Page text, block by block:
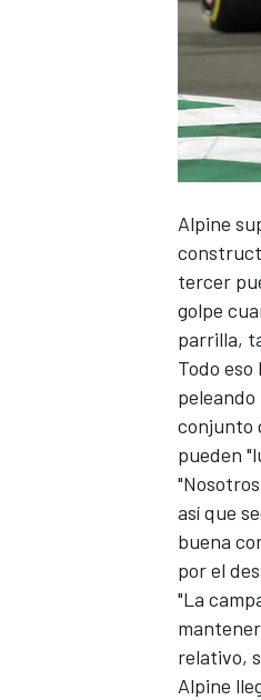
Alpine
tercer
golpe
parrilla,
Todo
conjunto
pueden
así que
buena
por el
"La
relativo,
Alpine